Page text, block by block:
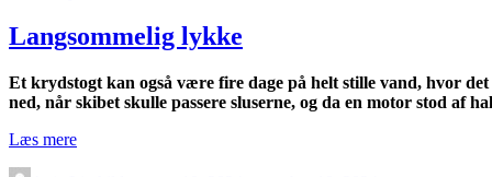
Langsommelig lykke
Et krydstogt kan også være fire dage på helt stille vand, hvor
ned, når skibet skulle passere sluserne, og da en motor stod af
Læs mere“Langsommelig